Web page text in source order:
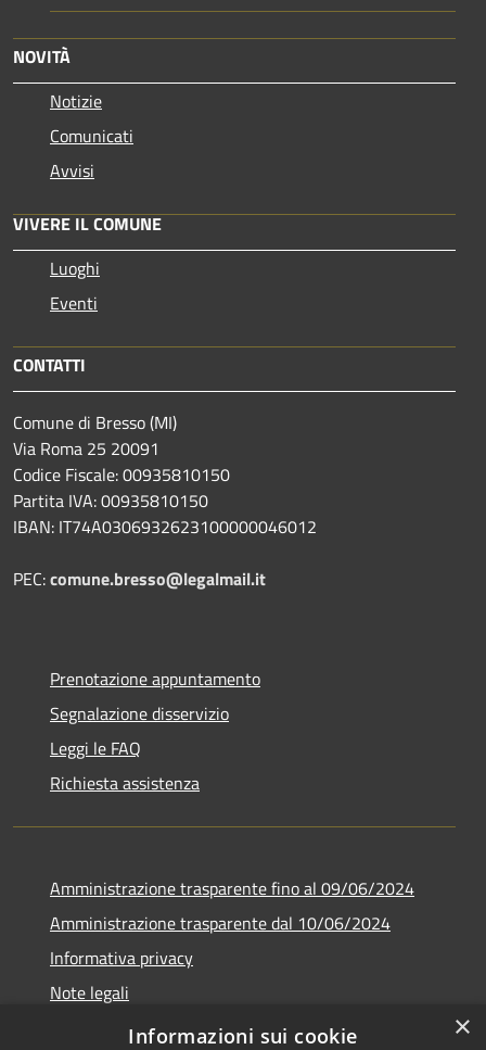
NOVITÀ
Notizie
Comunicati
Avvisi
VIVERE IL COMUNE
Luoghi
Eventi
CONTATTI
Comune di Bresso (MI)
Via Roma 25 20091
Codice Fiscale: 00935810150
Partita IVA: 00935810150
IBAN: IT74A0306932623100000046012
PEC:comune.bresso@legalmail.it
Prenotazione appuntamento
Segnalazione disservizio
Leggi le FAQ
Richiesta assistenza
Amministrazione trasparente fino al 09/06/2024
Amministrazione trasparente dal 10/06/2024
Informativa privacy
Note legali
Dichiarazione di accessibilità
×
Informazioni sui cookie